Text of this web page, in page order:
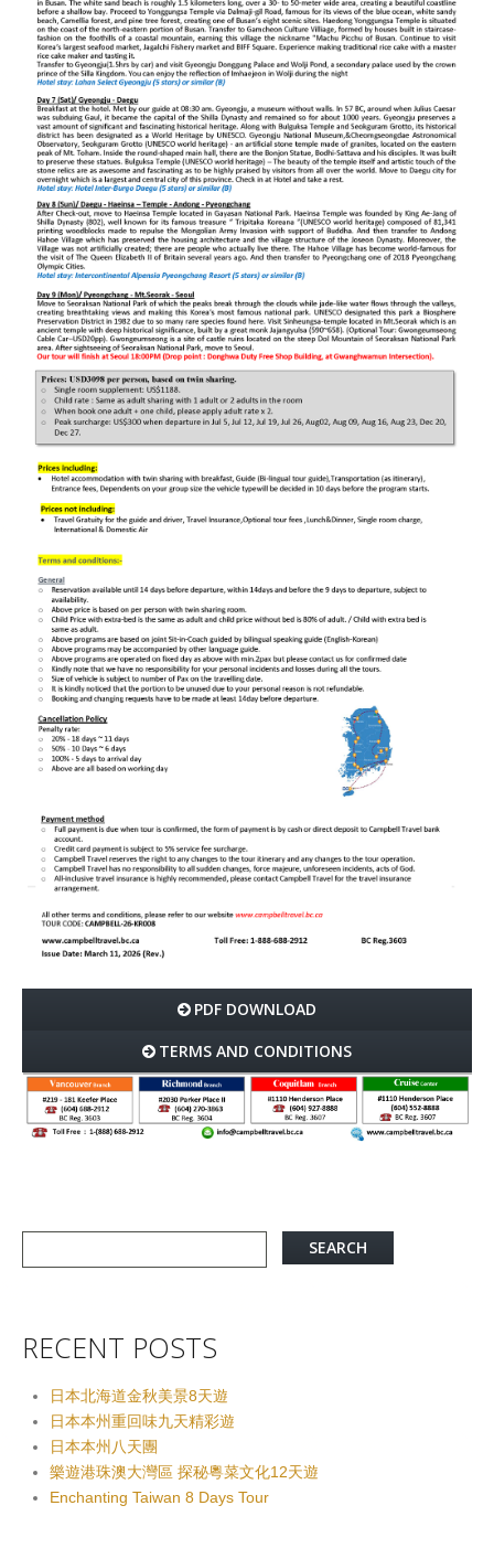
PDF DOWNLOAD
TERMS AND CONDITIONS
RECENT POSTS
日本北海道金秋美景8天遊
日本本州重回味九天精彩遊
日本本州八天團
樂遊港珠澳大灣區 探秘粵菜文化12天遊
Enchanting Taiwan 8 Days Tour